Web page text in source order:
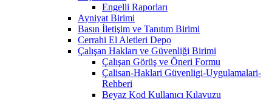
Engelli Raporları
Ayniyat Birimi
Basın İletişim ve Tanıtım Birimi
Cerrahi El Aletleri Depo
Çalışan Hakları ve Güvenliği Birimi
Çalışan Görüş ve Öneri Formu
Çalisan-Haklari Güvenligi-Uygulamalari-
Rehberi
Beyaz Kod Kullanıcı Kılavuzu